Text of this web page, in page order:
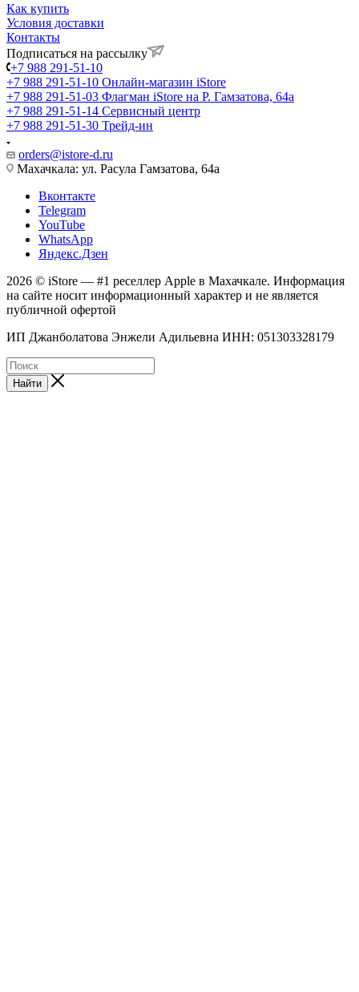
Как купить
Условия доставки
Контакты
Подписаться на рассылку
+7 988 291-51-10
+7 988 291-51-10 Онлайн-магазин iStore
+7 988 291-51-03 Флагман iStore на Р. Гамзатова, 64а
+7 988 291-51-14 Сервисный центр
+7 988 291-51-30 Трейд-ин
orders@istore-d.ru
Махачкала: ул. Расула Гамзатова, 64а
Вконтакте
Telegram
YouTube
WhatsApp
Яндекс.Дзен
2026 © iStore — #1 реселлер Apple в Махачкале. Информация
на сайте носит информационный характер и не является
публичной офертой
ИП Джанболатова Энжели Адильевна ИНН: 051303328179
Найти